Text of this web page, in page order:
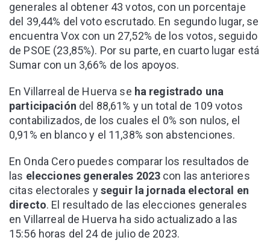
generales al obtener 43 votos, con un porcentaje
del 39,44% del voto escrutado. En segundo lugar, se
encuentra Vox con un 27,52% de los votos, seguido
de PSOE (23,85%). Por su parte, en cuarto lugar está
Sumar con un 3,66% de los apoyos.
En Villarreal de Huerva se ha registrado una
participación del 88,61% y un total de 109 votos
contabilizados, de los cuales el 0% son nulos, el
0,91% en blanco y el 11,38% son abstenciones.
En Onda Cero puedes comparar los resultados de
las elecciones generales 2023 con las anteriores
citas electorales yseguir la jornada electoral en
directo. El resultado de las elecciones generales
en Villarreal de Huerva ha sido actualizado a las
15:56 horas del 24 de julio de 2023.